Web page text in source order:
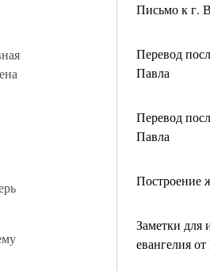
Письмо к г.
Перевод
Павла
Перевод
Павла
Построение
Заметки для
евангелия